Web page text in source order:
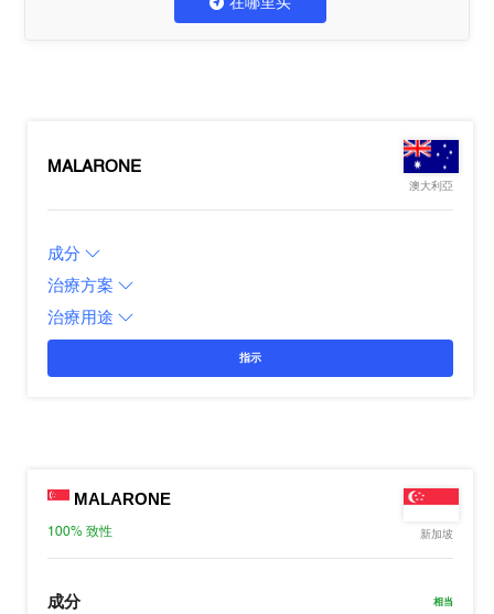
MALARONE
澳大利亞
成分
治療方案
治療用途
指示
MALARONE
100%致性 新加坡
成分 相当